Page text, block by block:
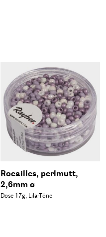
Rocailles, perlmutt,
2,6mm ø
Dose 17g, Lila-Töne